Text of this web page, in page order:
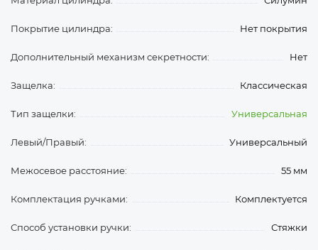
Покрытие цилиндра: Нет покрытия
Дополнительный механизм секретности: Нет
Защелка: Классическая
Тип защелки: Универсальная
Левый/Правый: Универсальный
Межосевое расстояние: 55 мм
Комплектация ручками: Комплектуется
Способ установки ручки: Стяжки